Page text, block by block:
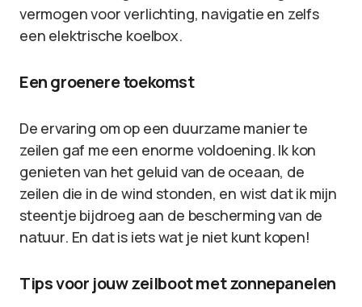
vermogen voor verlichting, navigatie en zelfs
een elektrische koelbox.
Een groenere toekomst
De ervaring om op een duurzame manier te
zeilen gaf me een enorme voldoening. Ik kon
genieten van het geluid van de oceaan, de
zeilen die in de wind stonden, en wist dat ik mijn
steentje bijdroeg aan de bescherming van de
natuur. En dat is iets wat je niet kunt kopen!
Tips voor jouw zeilboot met zonnepanelen